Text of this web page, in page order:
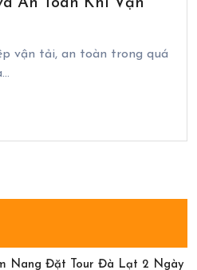
vận tải, an toàn trong quá
Nang Đặt Tour Đà Lạt 2 Ngày